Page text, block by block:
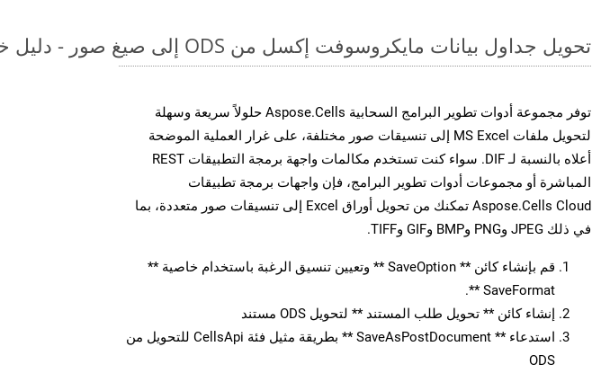
تحويل جداول بيانات مايكروسوفت إكسل من ODS إلى صيغ صور - دليل خطوة بخطوة
توفر مجموعة أدوات تطوير البرامج السحابية Aspose.Cells حلولاً سريعة وسهلة
لتحويل ملفات MS Excel إلى تنسيقات صور مختلفة، على غرار العملية الموضحة
أعلاه بالنسبة لـ DIF. سواء كنت تستخدم مكالمات واجهة برمجة التطبيقات REST
المباشرة أو مجموعات أدوات تطوير البرامج، فإن واجهات برمجة تطبيقات
Aspose.Cells Cloud تمكنك من تحويل أوراق Excel إلى تنسيقات صور متعددة، بما
في ذلك JPEG وPNG وBMP وGIF وTIFF.
قم بإنشاء كائن ** SaveOption ** وتعيين تنسيق الرغبة باستخدام خاصية **
SaveFormat **.
إنشاء كائن ** تحويل طلب المستند ** لتحويل ODS مستند
استدعاء ** SaveAsPostDocument ** بطريقة مثيل فئة CellsApi للتحويل من
ODS